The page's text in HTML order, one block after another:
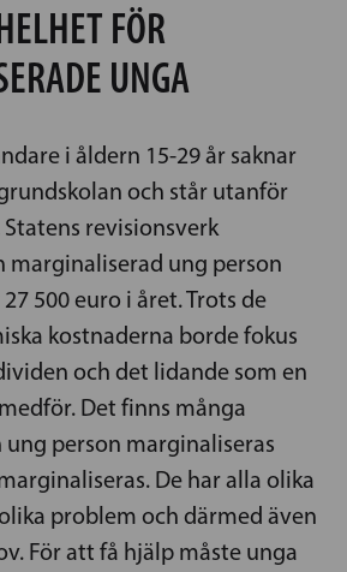
FÖR
UNGA
i åldern 15-29 år saknar
och står utanför
revisionsverk
marginaliserad ung person
500 euro i året. Trots de
kostnaderna borde fokus
och det lidande som en
Det finns många
person marginaliseras
De har alla olika
problem och därmed även
För att få hjälp måste unga